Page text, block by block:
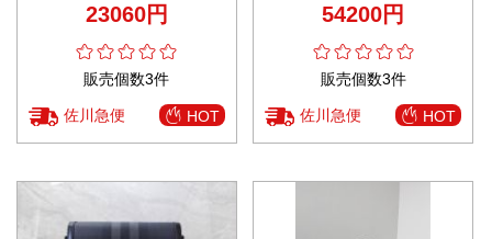
23060円
販売個数3件
佐川急便 HOT
ン仕様 安心の日本倉庫発送
54200円
販売個数3件
佐川急便 HOT